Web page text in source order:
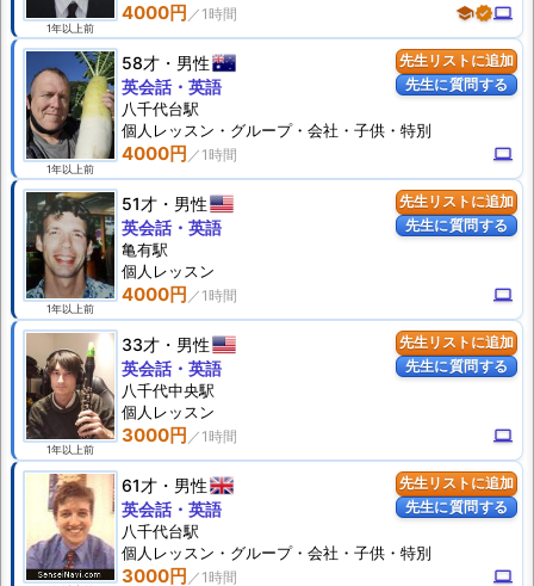
1年以上前
4000円 schoolverifiedcomputer
先生リストに追加
先生に質問する
1年以上前
58才 男性
4000円 computer
英会話・英語
八千代台駅
個人 レッスン ・グループ・会社・子供・特別
先生リストに追加
先生に質問する
1年以上前
51才 男性
4000円 computer
英会話・英語
亀有駅
個人 レッスン
先生リストに追加
先生に質問する
1年以上前
33才 男性
3000円 computer
英会話・英語
八千代中央駅
個人 レッスン
先生リストに追加
先生に質問する
61才 男性
3000円 computer
英会話・英語
八千代台駅
個人 レッスン ・グループ・会社・子供・特別